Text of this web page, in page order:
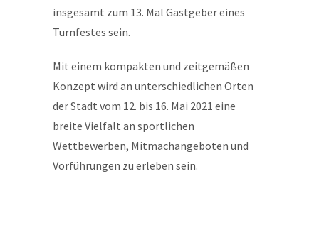
insgesamt zum 13. Mal Gastgeber eines
Turnfestes sein.
Mit einem kompakten und zeitgemäßen
Konzept wird an unterschiedlichen Orten
der Stadt vom 12. bis 16. Mai 2021 eine
breite Vielfalt an sportlichen
Wettbewerben, Mitmachangeboten und
Vorführungen zu erleben sein.